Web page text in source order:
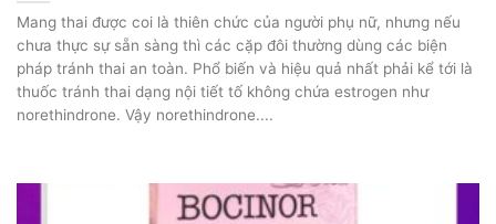
Mang thai được coi là thiên chức của người phụ nữ, nhưng nếu
chưa thực sự sẵn sàng thì các cặp đôi thường dùng các biện
pháp tránh thai an toàn. Phổ biến và hiệu quả nhất phải kể tới là
thuốc tránh thai dạng nội tiết tố không chứa estrogen như
norethindrone. Vậy norethindrone....